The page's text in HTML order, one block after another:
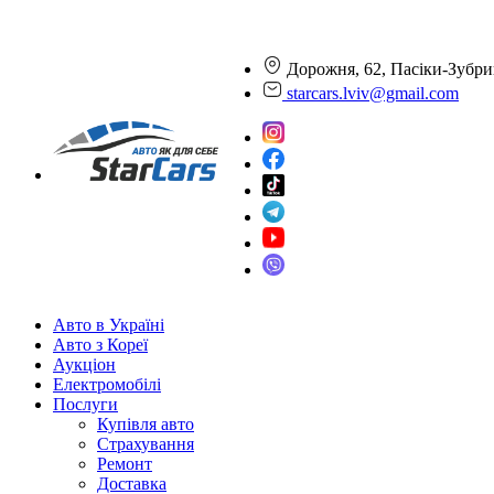
Дорожня, 62, Пасіки-
starcars.lviv@gmail.com
Авто в Україні
Авто з Кореї
Аукціон
Електромобілі
Послуги
Купівля авто
Страхування
Ремонт
Доставка